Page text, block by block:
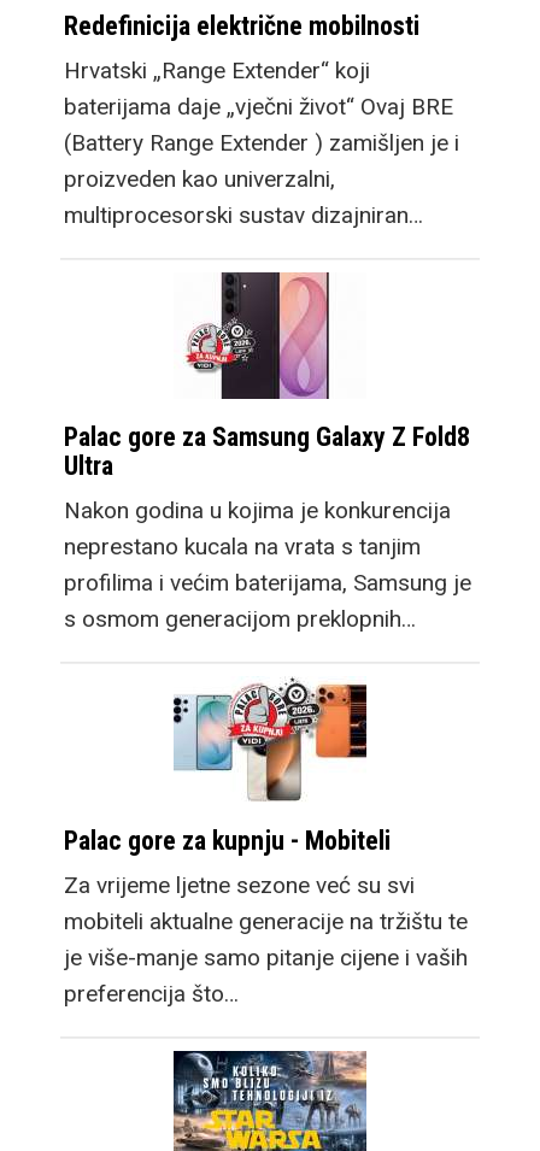
Redefinicija električne mobilnosti
Hrvatski „Range Extender“ koji
baterijama daje „vječni život“ Ovaj BRE
(Battery Range Extender ) zamišljen je i
proizveden kao univerzalni,
multiprocesorski sustav dizajniran…
Palac gore za Samsung Galaxy Z Fold8
Ultra
Nakon godina u kojima je konkurencija
neprestano kucala na vrata s tanjim
profilima i većim baterijama, Samsung je
s osmom generacijom preklopnih…
Palac gore za kupnju - Mobiteli
Za vrijeme ljetne sezone već su svi
mobiteli aktualne generacije na tržištu te
je više-manje samo pitanje cijene i vaših
preferencija što…